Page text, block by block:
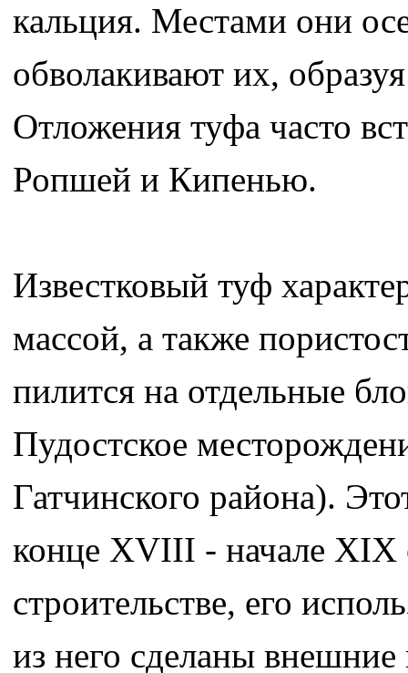
кальция. Местами они
обволакивают их,
Отложения туфа часто
Ропшей и Кипенью.
Известковый туф
массой, а также
пилится на отдельные
Пудостское
Гатчинского района).
конце XVIII - начале XIX
строительстве, его
из него сделаны